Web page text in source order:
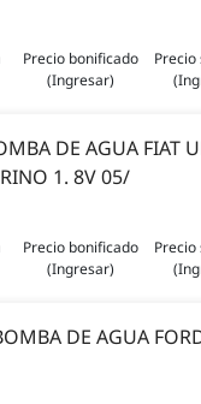
Precio bonificado
(Ingresar)
DE AGUA FIAT
1. 8V 05/
Precio bonificado
(Ingresar)
DE AGUA